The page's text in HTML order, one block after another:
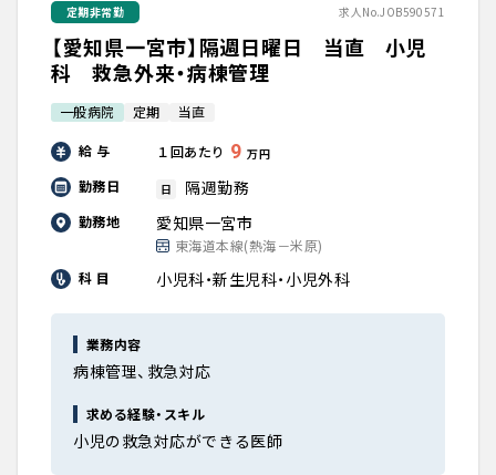
定期非常勤 求人No.JOB590571
【愛知県一宮市】隔週日曜日 当直 小児
科 救急外来・病棟管理
一般病院 定期 当直
給 与 １回あたり 9 万円
勤務日 日 隔週勤務
勤務地 愛知県一宮市
東海道本線(熱海－米原)
科 目
小児科・新生児科・小児外科
業務内容
病棟管理、救急対応
求める経験・スキル
小児の救急対応ができる医師